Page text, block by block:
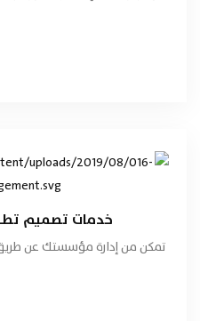
خدمات تصميم
تمكن من إدارة مؤسستك عن طريق
خدمات تصميم
طلب